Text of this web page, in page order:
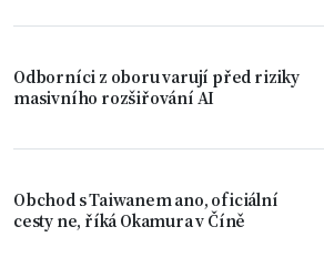
Odborníci z oboru varují před riziky
masivního rozšiřování AI
Obchod s Taiwanem ano, oficiální
cesty ne, říká Okamura v Číně